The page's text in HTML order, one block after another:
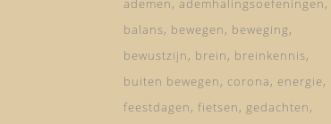
ademen ademhalingsoefeningen
balans bewegen
beweging
bewustzijn
brein
breinkennis
buiten bewegen
corona
energie
feestdagen fietsen
gedachten